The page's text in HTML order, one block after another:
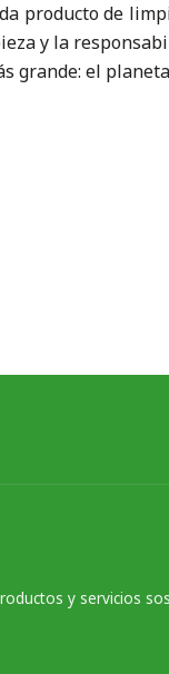
producto de
y la
grande: el
y servicios